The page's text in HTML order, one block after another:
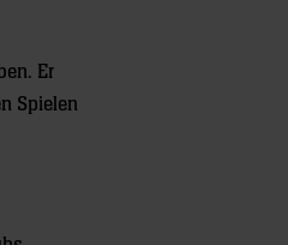
Er
Spielen